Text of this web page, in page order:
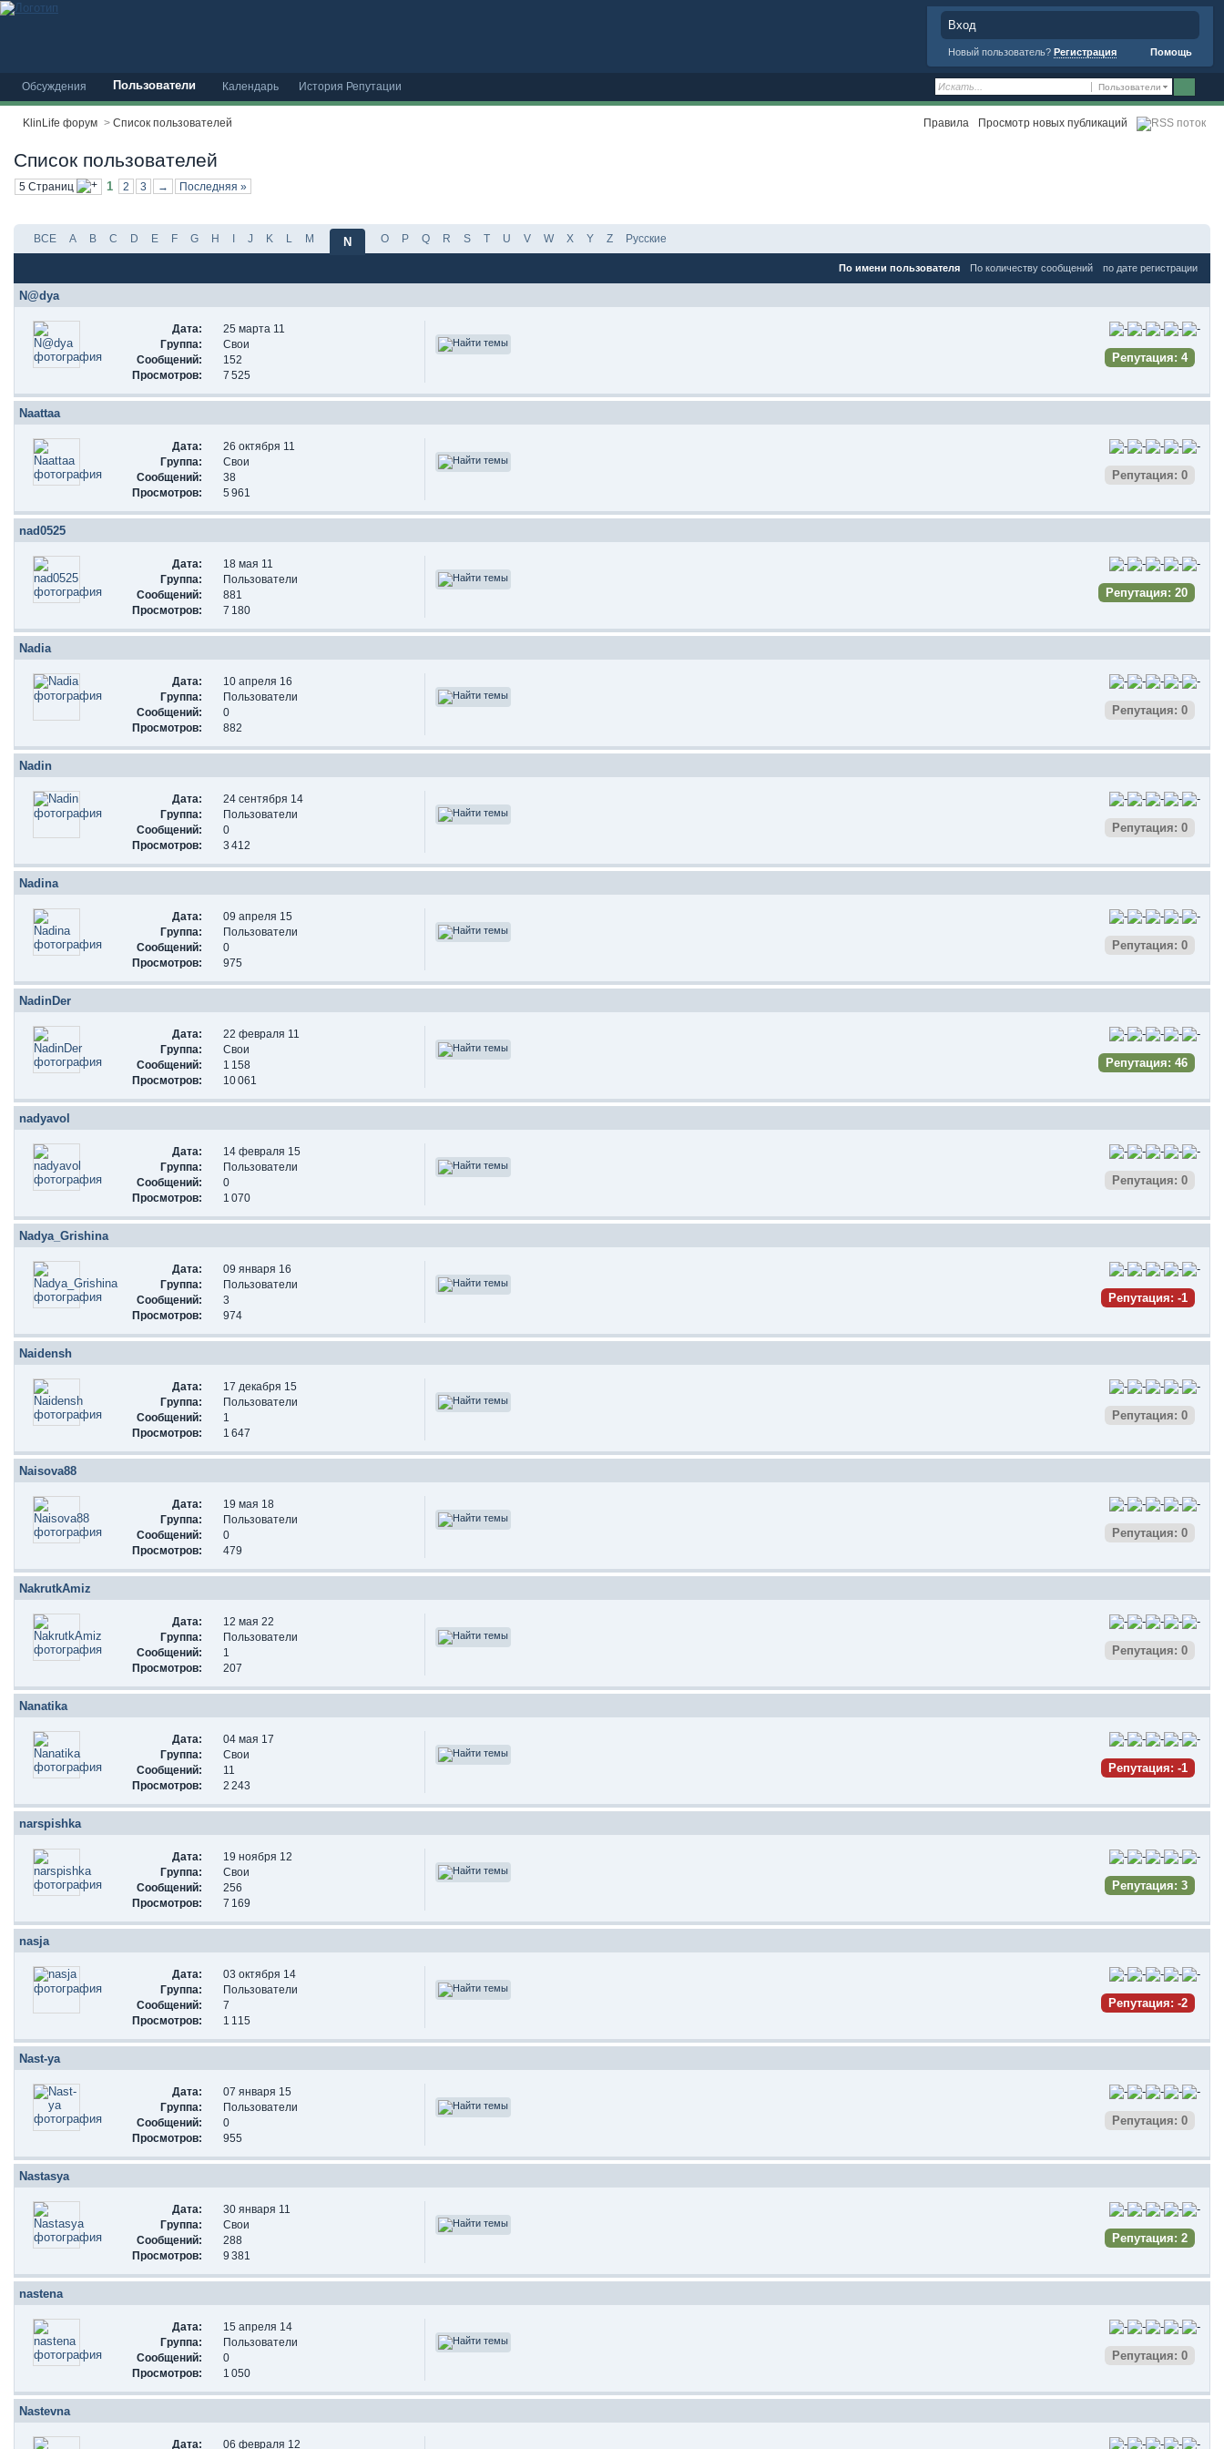
Вход
Новый пользователь? Регистрация Помощь
Пользователи
Обсуждения Пользователи Календарь История Репутации
KlinLife форум > Список пользователей Правила Просмотр новых публикаций
Список пользователей
5 Страниц 1 2 3 → Последняя »
ВСЕ A B C D E F G H I J K L M N O P Q R S T U V W X Y Z Русские
По имени пользователя По количеству сообщений по дате регистрации
N@dya
Дата:
25 марта 11
Группа:
Свои
Сообщений:
152
Просмотров:
7 525
Репутация: 4
Naattaa
Дата:
26 октября 11
Группа:
Свои
Сообщений:
38
Просмотров:
5 961
Репутация: 0
nad0525
Дата:
18 мая 11
Группа:
Пользователи
Сообщений:
881
Просмотров:
7 180
Репутация: 20
Nadia
Дата:
10 апреля 16
Группа:
Пользователи
Сообщений:
0
Просмотров:
882
Репутация: 0
Nadin
Дата:
24 сентября 14
Группа:
Пользователи
Сообщений:
0
Просмотров:
3 412
Репутация: 0
Nadina
Дата:
09 апреля 15
Группа:
Пользователи
Сообщений:
0
Просмотров:
975
Репутация: 0
NadinDer
Дата:
22 февраля 11
Группа:
Свои
Сообщений:
1 158
Просмотров:
10 061
Репутация: 46
nadyavol
Дата:
14 февраля 15
Группа:
Пользователи
Сообщений:
0
Просмотров:
1 070
Репутация: 0
Nadya_Grishina
Дата:
09 января 16
Группа:
Пользователи
Сообщений:
3
Просмотров:
974
Репутация: -1
Naidensh
Дата:
17 декабря 15
Группа:
Пользователи
Сообщений:
1
Просмотров:
1 647
Репутация: 0
Naisova88
Дата:
19 мая 18
Группа:
Пользователи
Сообщений:
0
Просмотров:
479
Репутация: 0
NakrutkAmiz
Дата:
12 мая 22
Группа:
Пользователи
Сообщений:
1
Просмотров:
207
Репутация: 0
Nanatika
Дата:
04 мая 17
Группа:
Свои
Сообщений:
11
Просмотров:
2 243
Репутация: -1
narspishka
Дата:
19 ноября 12
Группа:
Свои
Сообщений:
256
Просмотров:
7 169
Репутация: 3
nasja
Дата:
03 октября 14
Группа:
Пользователи
Сообщений:
7
Просмотров:
1 115
Репутация: -2
Nast-ya
Дата:
07 января 15
Группа:
Пользователи
Сообщений:
0
Просмотров:
955
Репутация: 0
Nastasya
Дата:
30 января 11
Группа:
Свои
Сообщений:
288
Просмотров:
9 381
Репутация: 2
nastena
Дата:
15 апреля 14
Группа:
Пользователи
Сообщений:
0
Просмотров:
1 050
Репутация: 0
Nastevna
Дата: 06 февраля 12